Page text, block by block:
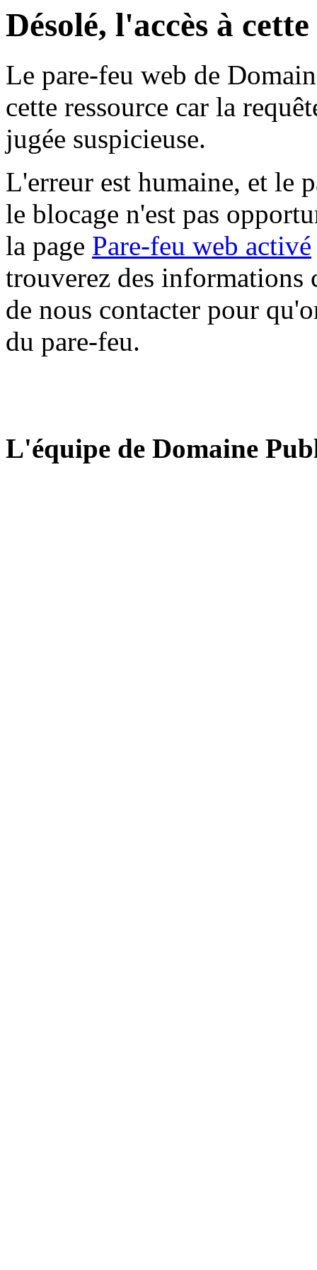
Désolé, l'accès à
Le pare-feu web de
cette ressource car la
jugée suspicieuse.
L'erreur est humaine, et le
le blocage n'est pas
la page Pare-feu web activé
trouverez des informations
de nous contacter pour
du pare-feu.
L'équipe de Domaine